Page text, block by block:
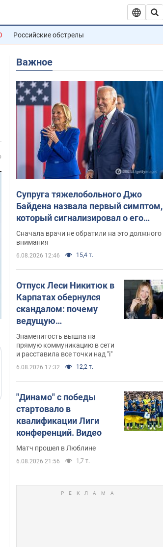
Российские обстрелы
Важное
Супруга тяжелобольного Джо
Байдена назвала первый симптом,
который сигнализировал о его
"агрессивном" раке
Сначала врачи не обратили на это должного
внимания
6.08.2026 12:46 15,4 т.
Отпуск Леси Никитюк в
Карпатах обернулся
скандалом: почему
ведущую
несправедливо
захейтили
Знаменитость вышла на
прямую коммуникацию в сети
и расставила все точки над "i"
6.08.2026 17:32 12,2 т.
"Динамо" с победы
стартовало в
квалификации Лиги
конференций. Видео
Матч прошел в Люблине
6.08.2026 21:56 1,7 т.